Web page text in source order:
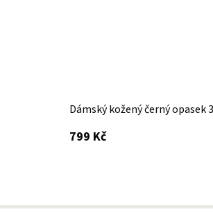
Dámský kožený černý opasek
799 Kčs DPH